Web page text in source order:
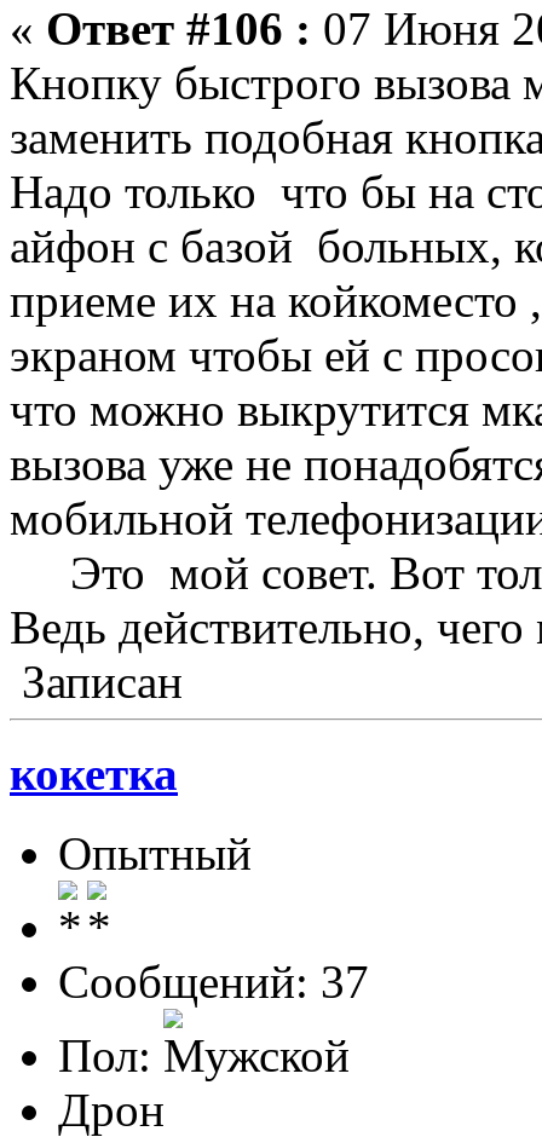
« Ответ #106 : 07 Июня
Кнопку быстрого вызова
заменить подобная
Надо только что бы на
айфон с базой больных,
приеме их на
экраном чтобы ей с
что можно выкрутится
вызова уже не
мобильной
Это мой совет. Вот
Ведь действительно,
Записан
кокетка
Опытный
Сообщений: 37
Пол:
Дрон